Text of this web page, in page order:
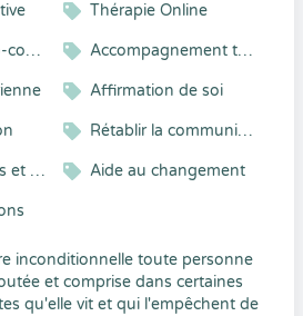
Thérapie Online
Thérapie psycho-corporelle Accompagnement thérapeutique
Affirmation de soi
Rétablir la communication
Gestion du stress et gestion émotionnelle Aide au changement
inconditionnelle toute personne
et comprise dans certaines
qu'elle vit et qui l'empêchent de